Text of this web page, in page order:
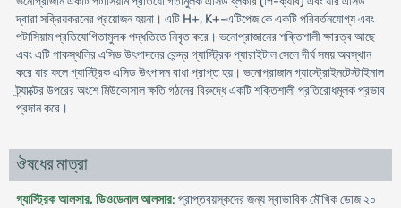
দ্বারা সক্রিয়করনের প্রয়োজন হয়না। এটি H+, K+-এটিপেজ কে একটি পরিবর্তনযোগ্য এবং
পটাসিয়াম প্রতিযোগিতামুলক পদ্ধতিতে নিবৃত করে। ভনোপ্রাজানের শক্তিশালী ক্ষারত্ব আছে
এবং এটি পাকস্থলির এসিড উৎপাদনের কেন্দ্র গ্যাস্ট্রিক প্যারাইটাল সেলে দীর্ঘ সময় অবস্থান
করে যার ফলে গ্যাস্ট্রিক এসিড উৎপাদন বাধা প্রাপ্ত হয়। ভনোপ্রাজান গ্যাস্ট্রোইনটেস্টাইনাল
ট্র্যাক্টের উপরের অংশে মিউকোসাল ক্ষতি গঠনের বিরুদ্ধে একটি শক্তিশালী প্রতিরোধমূলক প্রভাব
প্রদান করে।
ঔষধের মাত্রা
গ্যাস্ট্রিক আলসার, ডিওডেনাল আলসার: প্রাপ্তবয়স্কদের জন্য স্বাভাবিক মৌখিক ডোজ ২০